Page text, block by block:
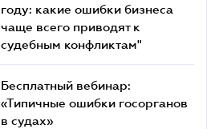
году: какие ошибки бизнеса
чаще всего приводят к
судебным конфликтам"
Бесплатный вебинар:
«Типичные ошибки госорганов
в судах»